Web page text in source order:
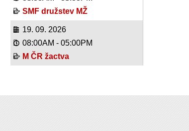
SMF družstev MŽ
19. 09. 2026
08:00AM - 05:00PM
M ČR žactva